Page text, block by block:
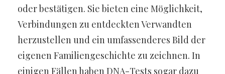
oder bestätigen. Sie bieten eine Möglichkeit,
Verbindungen zu entdeckten Verwandten
herzustellen und ein umfassenderes Bild der
eigenen Familiengeschichte zu zeichnen. In
einigen Fällen haben DNA-Tests sogar dazu